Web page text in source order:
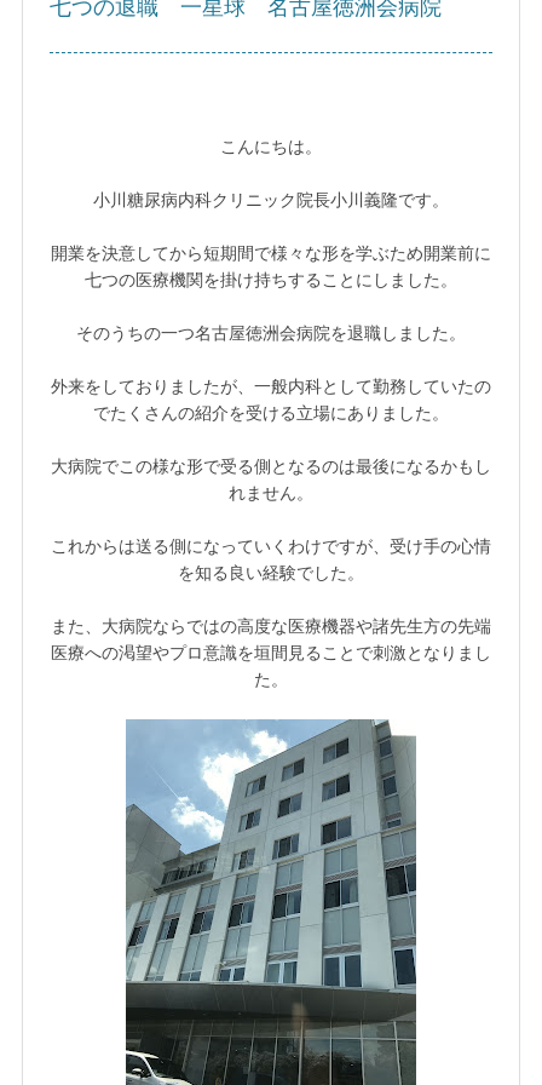
七つの退職 一星球 名古屋徳洲会病院
こんにちは。
小川糖尿病内科クリニック院長小川義隆です。
開業を決意してから短期間で様々な形を学ぶため開業前に
七つの医療機関を掛け持ちすることにしました。
そのうちの一つ名古屋徳洲会病院を退職しました。
外来をしておりましたが、一般内科として勤務していたの
でたくさんの紹介を受ける立場にありました。
大病院でこの様な形で受る側となるのは最後になるかもし
れません。
これからは送る側になっていくわけですが、受け手の心情
を知る良い経験でした。
また、大病院ならではの高度な医療機器や諸先生方の先端
医療への渇望やプロ意識を垣間見ることで刺激となりまし
た。